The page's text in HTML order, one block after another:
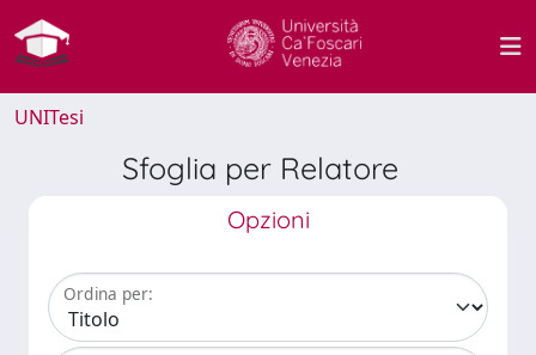
UNITesi
Sfoglia per Relatore
Opzioni
Ordina per: